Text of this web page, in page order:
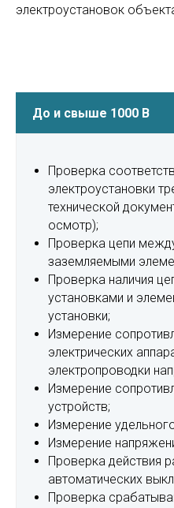
электроустановок
Проверка
электроустановки
технической
осмотр);
Проверка цепи
заземляемыми
Проверка наличия
установками и
установки;
Измерение
электрических
электропроводки
Измерение
устройств;
Измерение
Измерение
Проверка действия
автоматических
Проверка